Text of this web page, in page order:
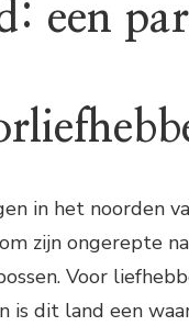
een
in het noorden
zijn ongerepte
Voor
is dit land een